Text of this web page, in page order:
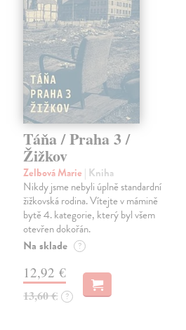
Táňa / Praha 3 /
Žižkov
Zelbová Marie | Kniha
Nikdy jsme nebyli úplně standardní
žižkovská rodina. Vítejte v mámině
bytě 4. kategorie, který byl všem
otevřen dokořán.
Na sklade ?
12,92 €
13,60 € ?